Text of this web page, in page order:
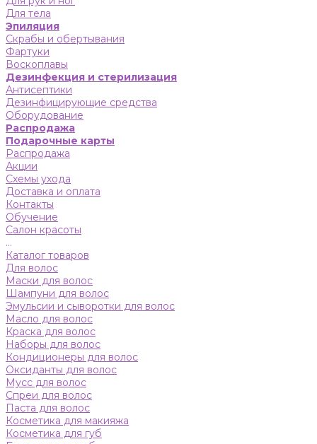
Для тела
Эпиляция
Скрабы и обертывания
Фартуки
Воскоплавы
Дезинфекция и стерилизация
Антисептики
Дезинфицирующие средства
Оборудование
Распродажа
Подарочные карты
Распродажа
Акции
Схемы ухода
Доставка и оплата
Контакты
Обучение
Салон красоты
...
Каталог товаров
Для волос
Маски для волос
Шампуни для волос
Эмульсии и сыворотки для волос
Масло для волос
Краска для волос
Наборы для волос
Кондиционеры для волос
Оксиданты для волос
Мусс для волос
Спреи для волос
Паста для волос
Косметика для макияжа
Косметика для губ